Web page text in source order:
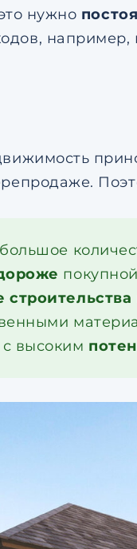
нужно
например,
строительства
высоким